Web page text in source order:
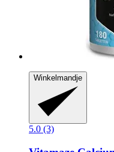
Winkelmandje
5.0 (3)